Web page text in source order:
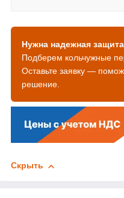
Нужна надежная
Подберем кольчужные
Оставьте заявку —
решение.
Скрыть